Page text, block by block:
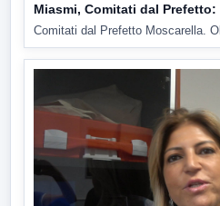
Miasmi, Comitati dal
Comitati dal Prefetto Moscarella.